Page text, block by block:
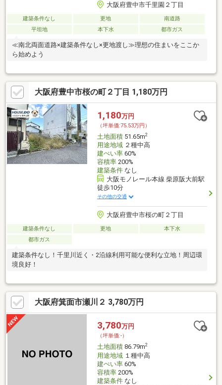
大阪府豊中市千里園２丁目
建築条件なし 更地
南道路
平坦地
本下水 都市ガス
≪南北両面道路×建築条件なし×更地渡し≫理想の住まいをここか
ら始めよう
大阪府豊中市桜の町２丁目 1,180万円
1,180万円
（坪単価:75.53万円）
土地面積51.65m2
用途地域２種中高
建ぺい率60%
容積率200%
建築条件なし
大阪モノレール本線 柴原阪大前駅
徒歩10分
その他の交通
大阪府豊中市桜の町２丁目
建築条件なし 更地
本下水
都市ガス
建築条件なし！千里川近く・2沿線利用可能な便利な立地！周辺環
境良好！
大阪府箕面市瀬川２ 3,780万円
3,780万円
（坪単価:-）
土地面積86.79m2
用途地域１種中高
建ぺい率60%
容積率200%
建築条件なし